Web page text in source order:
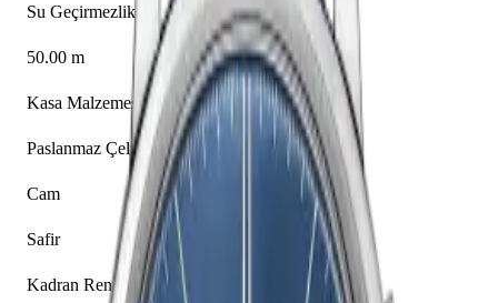
Su Geçirmezlik
50.00 m
Kasa Malzemesi
Paslanmaz Çelik
Cam
Safir
Kadran Rengi